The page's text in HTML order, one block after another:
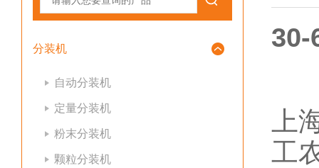
分装机
自动分装机
定量分装机
粉末分装机
颗粒分装机
30-
上
工